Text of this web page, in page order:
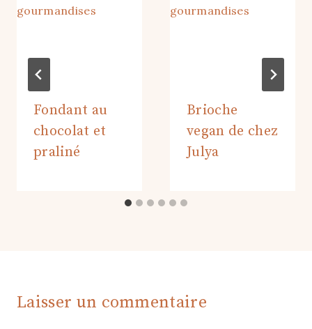
Fondant au
chocolat et
praliné
Brioche
vegan de chez
Julya
Laisser un commentaire